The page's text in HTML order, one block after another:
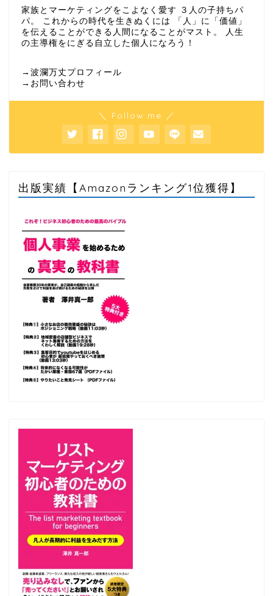
家族とマーケティングをこよなく愛す ３人の子持ちパ
パ。 これからの時代を生きぬくには 「人」に「価値」
を伝えることができる人間になることがマスト。 人生
の主導権をにぎる自立した個人になろう！
→波瀾万丈プロフィール
→お問い合わせ
＼ Follow me ／
出版実績【Amazonランキング1位獲得】